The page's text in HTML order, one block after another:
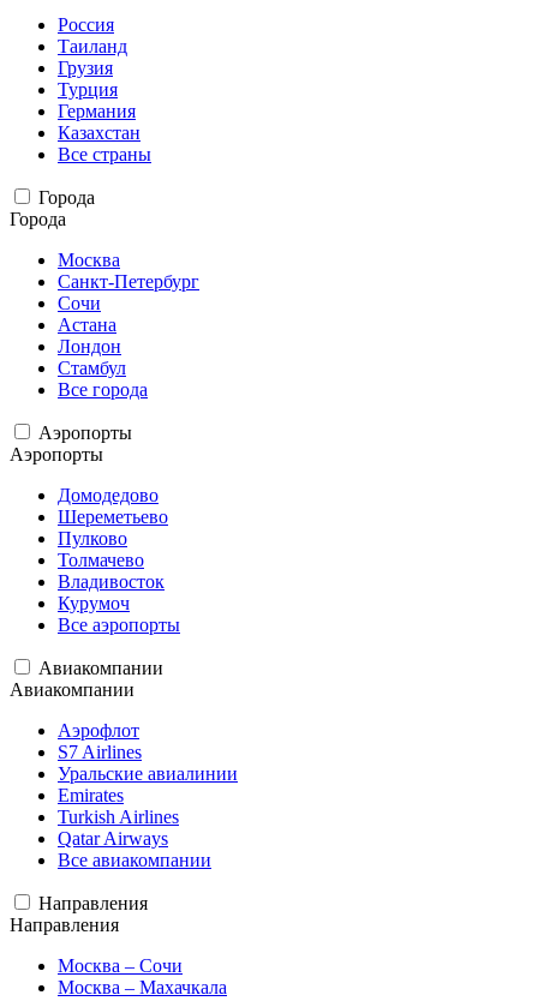
Россия
Таиланд
Грузия
Турция
Германия
Казахстан
Все страны
Города
Города
Москва
Санкт-Петербург
Сочи
Астана
Лондон
Стамбул
Все города
Аэропорты
Аэропорты
Домодедово
Шереметьево
Пулково
Толмачево
Владивосток
Курумоч
Все аэропорты
Авиакомпании
Авиакомпании
Аэрофлот
S7 Airlines
Уральские авиалинии
Emirates
Turkish Airlines
Qatar Airways
Все авиакомпании
Направления
Направления
Москва – Сочи
Москва – Махачкала